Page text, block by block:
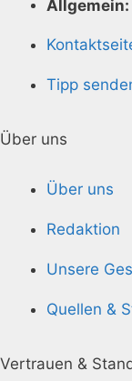
Allgemein:
Tipp
Über uns
Über uns
Redaktion
Unsere
Quellen &
Vertrauen &